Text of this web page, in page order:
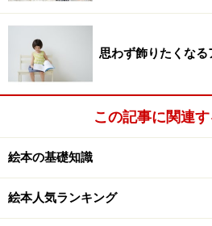
思わず飾りたくなる
この記事に関連
絵本の基礎知識
絵本人気ランキング